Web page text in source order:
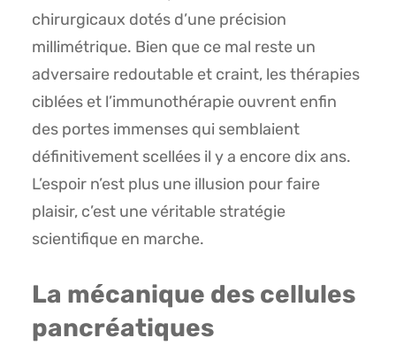
chirurgicaux dotés d’une précision
millimétrique. Bien que ce mal reste un
adversaire redoutable et craint, les thérapies
ciblées et l’immunothérapie ouvrent enfin
des portes immenses qui semblaient
définitivement scellées il y a encore dix ans.
L’espoir n’est plus une illusion pour faire
plaisir, c’est une véritable stratégie
scientifique en marche.
La mécanique des cellules
pancréatiques